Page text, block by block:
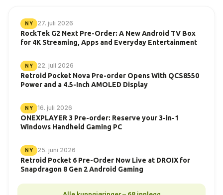
NY 27. juli 2026
RockTek G2 Next Pre-Order: A New Android TV Box
for 4K Streaming, Apps and Everyday Entertainment
NY 22. juli 2026
Retroid Pocket Nova Pre-order Opens With QCS8550
Power and a 4.5-Inch AMOLED Display
NY 16. juli 2026
ONEXPLAYER 3 Pre-order: Reserve your 3-in-1
Windows Handheld Gaming PC
NY 25. juni 2026
Retroid Pocket 6 Pre-Order Now Live at DROIX for
Snapdragon 8 Gen 2 Android Gaming